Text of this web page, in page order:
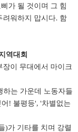
가 될 것이며 그 힘
려워하지 맙시다. 함
역대회
이 무대에서 마이크
하는 가운데 노동자들
! 불평등', '차별없는
)가 기타를 치며 강렬